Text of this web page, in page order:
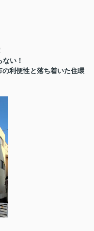
い！
の利便性と落ち着いた住環